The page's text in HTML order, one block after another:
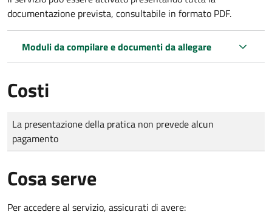
documentazione prevista, consultabile in formato PDF.
Moduli da compilare e documenti da allegare
Costi
Tipo di pagamento
Importo
La presentazione della pratica non prevede alcun
pagamento
Cosa serve
Per accedere al servizio, assicurati di avere: